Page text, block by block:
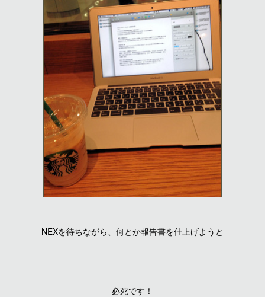
NEXを待ちながら、何とか報告書を仕上げようと
必死です！